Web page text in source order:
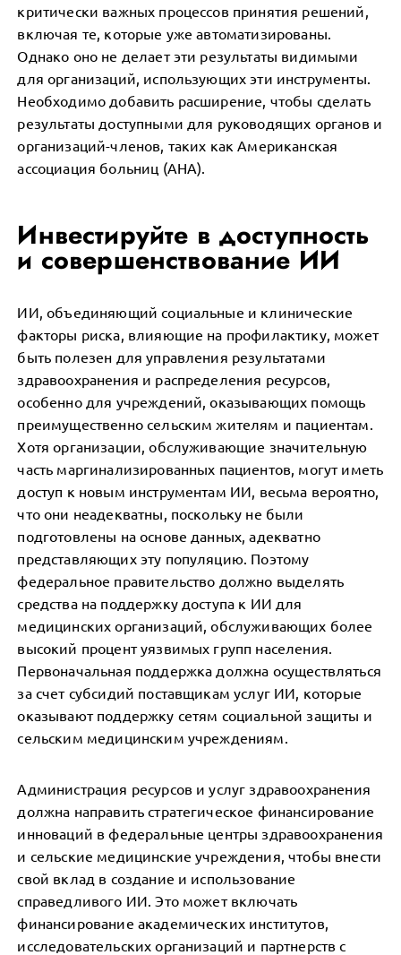
критически важных процессов принятия решений,
включая те, которые уже автоматизированы.
Однако оно не делает эти результаты видимыми
для организаций, использующих эти инструменты.
Необходимо добавить расширение, чтобы сделать
результаты доступными для руководящих органов и
организаций-членов, таких как Американская
ассоциация больниц (AHA).
Инвестируйте в доступность
и совершенствование ИИ
ИИ, объединяющий социальные и клинические
факторы риска, влияющие на профилактику, может
быть полезен для управления результатами
здравоохранения и распределения ресурсов,
особенно для учреждений, оказывающих помощь
преимущественно сельским жителям и пациентам.
Хотя организации, обслуживающие значительную
часть маргинализированных пациентов, могут иметь
доступ к новым инструментам ИИ, весьма вероятно,
что они неадекватны, поскольку не были
подготовлены на основе данных, адекватно
представляющих эту популяцию. Поэтому
федеральное правительство должно выделять
средства на поддержку доступа к ИИ для
медицинских организаций, обслуживающих более
высокий процент уязвимых групп населения.
Первоначальная поддержка должна осуществляться
за счет субсидий поставщикам услуг ИИ, которые
оказывают поддержку сетям социальной защиты и
сельским медицинским учреждениям.
Администрация ресурсов и услуг здравоохранения
должна направить стратегическое финансирование
инноваций в федеральные центры здравоохранения
и сельские медицинские учреждения, чтобы внести
свой вклад в создание и использование
справедливого ИИ. Это может включать
финансирование академических институтов,
исследовательских организаций и партнерств с